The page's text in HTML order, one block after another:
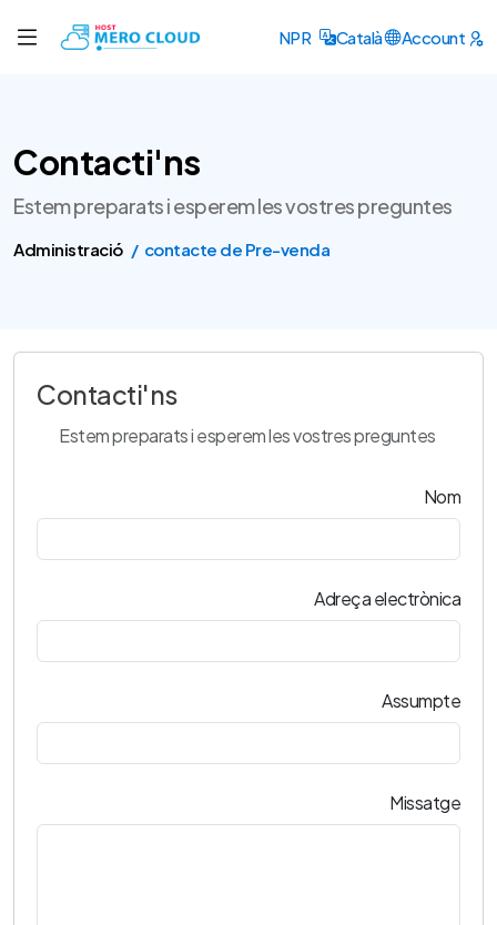
NPR Català Account
Contacti'ns
Estem preparats i esperem les vostres preguntes
Administració contacte de Pre-venda
Contacti'ns
Estem preparats i esperem les vostres preguntes
Nom
Adreça electrònica
Assumpte
Missatge